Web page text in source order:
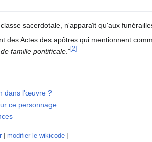
sacerdotale, n'apparaît qu'aux
des Actes des apôtres qui mentionnent
famille pontificale ."[2]
dans l'œuvre ?
ce personnage
|modifier le wikicode ]